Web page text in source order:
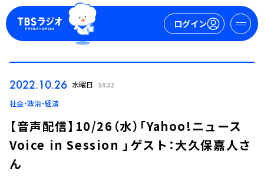
ログイン
2022.10.26 水曜日 14:32
社会・政治・経済
【音声配信】10/26（水）「Yahoo!ニュース
Voice in Session 」ゲスト：大久保嘉人さ
ん